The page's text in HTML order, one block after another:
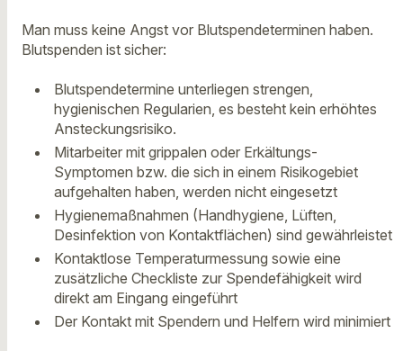
Man muss keine Angst vor Blutspendeterminen haben.
Blutspenden ist sicher:
Blutspendetermine unterliegen strengen,
hygienischen Regularien, es besteht kein erhöhtes
Ansteckungsrisiko.
Mitarbeiter mit grippalen oder Erkältungs-
Symptomen bzw. die sich in einem Risikogebiet
aufgehalten haben, werden nicht eingesetzt
Hygienemaßnahmen (Handhygiene, Lüften,
Desinfektion von Kontaktflächen) sind gewährleistet
Kontaktlose Temperaturmessung sowie eine
zusätzliche Checkliste zur Spendefähigkeit wird
direkt am Eingang eingeführt
Der Kontakt mit Spendern und Helfern wird minimiert